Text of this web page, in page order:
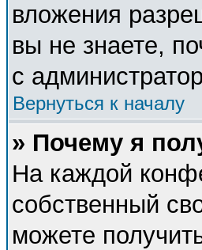
вложения
вы не знаете,
с
Вернуться к началу
» Почему я
На каждой
собственный
можете